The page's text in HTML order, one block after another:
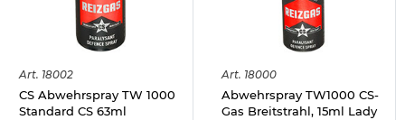
Art. 18002
CS Abwehrspray TW 1000
Standard CS 63ml
Art. 18000
Abwehrspray TW1000 CS-
Gas Breitstrahl, 15ml Lady